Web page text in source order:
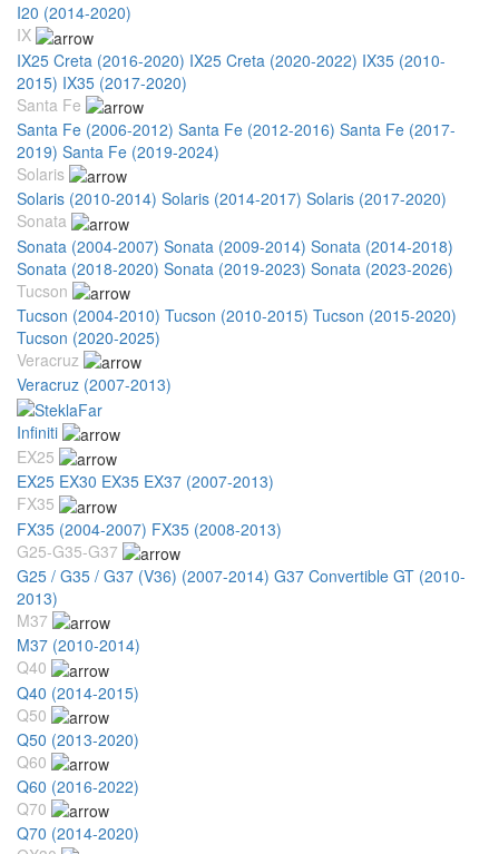
I20 (2014-2020)
IX
IX25 Creta (2016-2020) IX25 Creta (2020-2022) IX35 (2010-
2015) IX35 (2017-2020)
Santa Fe
Santa Fe (2006-2012) Santa Fe (2012-2016) Santa Fe (2017-
2019) Santa Fe (2019-2024)
Solaris
Solaris (2010-2014) Solaris (2014-2017) Solaris (2017-2020)
Sonata
Sonata (2004-2007) Sonata (2009-2014) Sonata (2014-2018)
Sonata (2018-2020) Sonata (2019-2023) Sonata (2023-2026)
Tucson
Tucson (2004-2010) Tucson (2010-2015) Tucson (2015-2020)
Tucson (2020-2025)
Veracruz
Veracruz (2007-2013)
Infiniti
EX25
EX25 EX30 EX35 EX37 (2007-2013)
FX35
FX35 (2004-2007) FX35 (2008-2013)
G25-G35-G37
G25 / G35 / G37 (V36) (2007-2014) G37 Convertible GT (2010-
2013)
M37
M37 (2010-2014)
Q40
Q40 (2014-2015)
Q50
Q50 (2013-2020)
Q60
Q60 (2016-2022)
Q70
Q70 (2014-2020)